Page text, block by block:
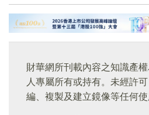
財華網所刊載內容之知識產
人專屬所有或持有。未經許
編、複製及建立鏡像等任何使